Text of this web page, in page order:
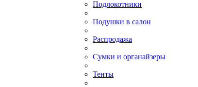
Подлокотники
Подушки в салон
Распродажа
Сумки и органайзеры
Тенты